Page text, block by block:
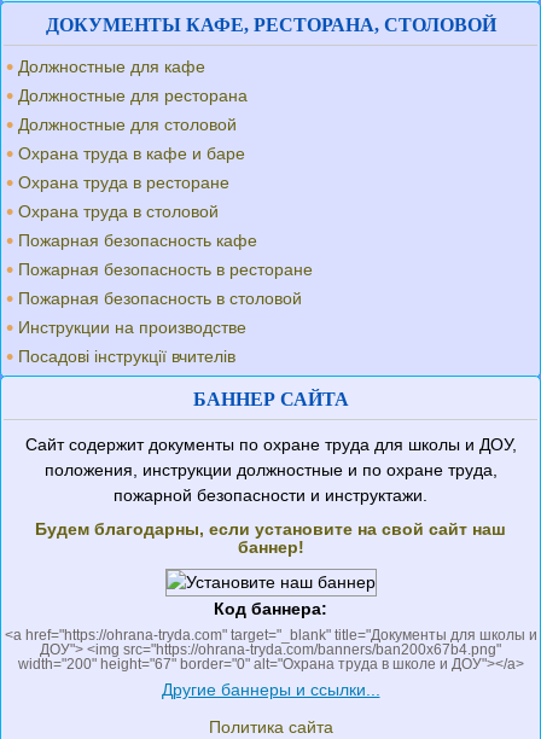
ДОКУМЕНТЫ КАФЕ, РЕСТОРАНА, СТОЛОВОЙ
Должностные для кафе
Должностные для ресторана
Должностные для столовой
Охрана труда в кафе и баре
Охрана труда в ресторане
Охрана труда в столовой
Пожарная безопасность кафе
Пожарная безопасность в ресторане
Пожарная безопасность в столовой
Инструкции на производстве
Посадові інструкції вчителів
БАННЕР САЙТА
Сайт содержит документы по охране труда для школы и ДОУ,
положения, инструкции должностные и по охране труда,
пожарной безопасности и инструктажи.
Будем благодарны, если установите на свой сайт наш
баннер!
Код баннера:
<a href="https://ohrana-tryda.com" target="_blank" title="Документы для школы и
ДОУ"> <img src="https://ohrana-tryda.com/banners/ban200x67b4.png"
width="200" height="67" border="0" alt="Охрана труда в школе и ДОУ"></a>
Другие баннеры и ссылки...
Политика сайта